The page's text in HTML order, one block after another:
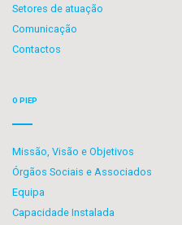
Setores de atuação
Comunicação
Contactos
O PIEP
Missão, Visão e Objetivos
Órgãos Sociais e Associados
Equipa
Capacidade Instalada